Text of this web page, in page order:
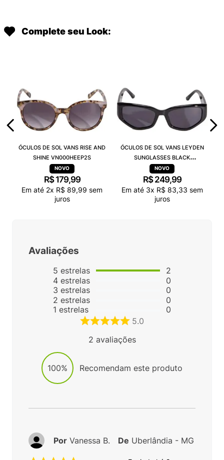
Complete seu Look:
ÓCULOS DE SOL VANS RISE AND
SHINE VN000HEEP2S
R$ 179,99
Em até 2x R$ 89,99 sem
juros
ÓCULOS DE SOL VANS LEYDEN
SUNGLASSES BLACK
VN000T0CBLK
R$ 249,99
Em até 3x R$ 83,33 sem
juros
Avaliações
5 estrelas
4 estrelas
3 estrelas
2 estrelas
1 estrelas
2
0
0
0
0
5.0
2 avaliações
100% Recomendam este produto
Por Vanessa B. De Uberlândia - MG